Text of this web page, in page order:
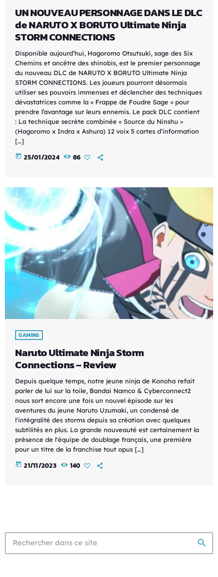
UN NOUVEAU PERSONNAGE DANS LE DLC
de NARUTO X BORUTO Ultimate Ninja
STORM CONNECTIONS
Disponible aujourd’hui, Hagoromo Otsutsuki, sage des Six
Chemins et ancêtre des shinobis, est le premier personnage
du nouveau DLC de NARUTO X BORUTO Ultimate Ninja
STORM CONNECTIONS. Les joueurs pourront désormais
utiliser ses pouvoirs immenses et déclencher des techniques
dévastatrices comme la « Frappe de Foudre Sage » pour
prendre l’avantage sur leurs ennemis. Le pack DLC contient
: La technique secrète combinée « Source du Ninshu »
(Hagoromo x Indra x Ashura) 12 voix 5 cartes d’information
[…]
today 25/01/2024 86
GAMING
Naruto Ultimate Ninja Storm
Connections – Review
Depuis quelque temps, notre jeune ninja de Konoha refait
parler de lui sur la toile, Bandai Namco & Cyberconnect2
nous sort encore une fois un nouvel épisode sur les
aventures du jeune Naruto Uzumaki, un condensé de
l'intégralité des storms depuis sa création avec quelques
subtilités en plus. La grande nouveauté est certainement la
présence de l'équipe de doublage français, une première
pour un titre de la franchise tout opus […]
today 21/11/2023 140
search